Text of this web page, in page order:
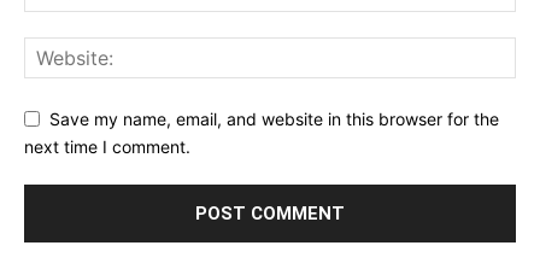
Save my name, email, and website in this browser for the
next time I comment.